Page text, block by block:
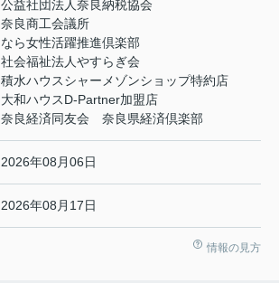
公益社団法人奈良納税協会
奈良商工会議所
なら女性活躍推進倶楽部
社会福祉法人やすらぎ会
積水ハウスシャーメゾンショップ特約店
大和ハウスD-Partner加盟店
奈良経済同友会 奈良県経済倶楽部
2026年08月06日
2026年08月17日
情報の見方